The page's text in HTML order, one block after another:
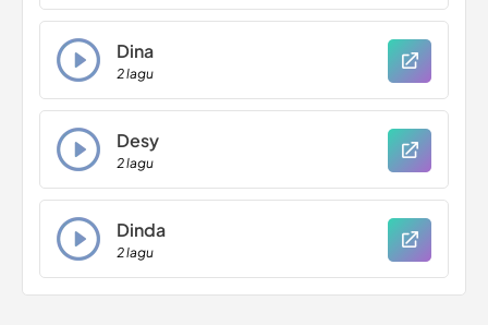
Dina
2 lagu
Desy
2 lagu
Dinda
2 lagu